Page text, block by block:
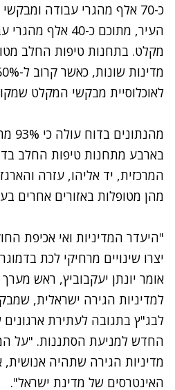
כ-70 אלף מהגרי עבודה
לאוכלוסיית מבקשי המקלט
בארבע מתחנות טיפות החלב
מהן מטופלות באזורים אחרים
"היעדר המדיניות ואי אכיפת
יצרו שינויים מרחיקי לכת
אומר יונתן יעקבוביץ, ראש
למדיניות הגירה ישראלית,
לבג"ץ בתגובה לעתירת
החדש למניעת הסתננות. "על
מדיניות הגירה שתהיה
האינטרסים של מדינת ישראל".